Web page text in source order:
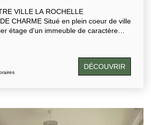
VILLE LA ROCHELLE
en plein coeur de ville
étage d'un immeuble de caractère
d'une entrée(placard), d'un séjour
d'un wc, d'une salle de bains,
de bains et wc.
DÉCOUVRIR